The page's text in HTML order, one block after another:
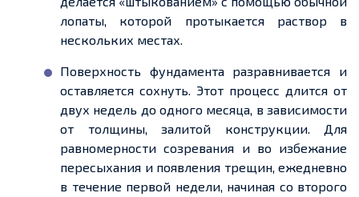
лопаты, которой протыкается раствор в
нескольких местах.
Поверхность фундамента разравнивается и
оставляется сохнуть. Этот процесс длится от
двух недель до одного месяца, в зависимости
от толщины, залитой конструкции. Для
равномерности созревания и во избежание
пересыхания и появления трещин, ежедневно
в течение первой недели, начиная со второго